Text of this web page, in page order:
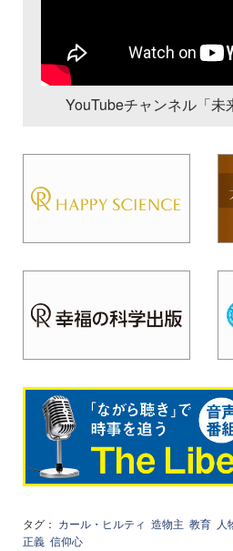
YouTubeチャンネル「未
タグ： カール・ヒルティ 造物主 教育 人
正義 信仰心